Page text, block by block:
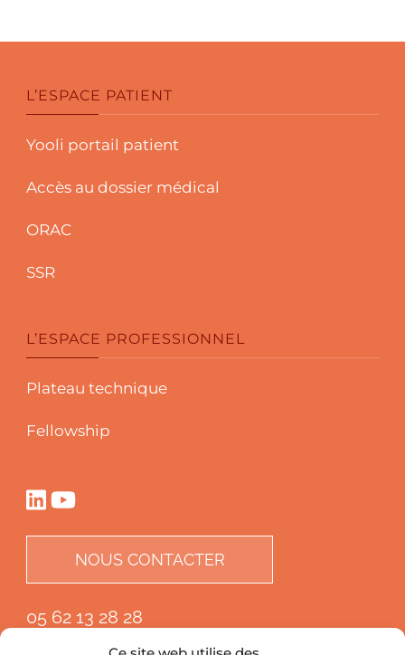
L’ESPACE PATIENT
Yooli portail patient
Accès au dossier médical
ORAC
SSR
L’ESPACE PROFESSIONNEL
Plateau technique
Fellowship
NOUS CONTACTER
05 62 13 28 28